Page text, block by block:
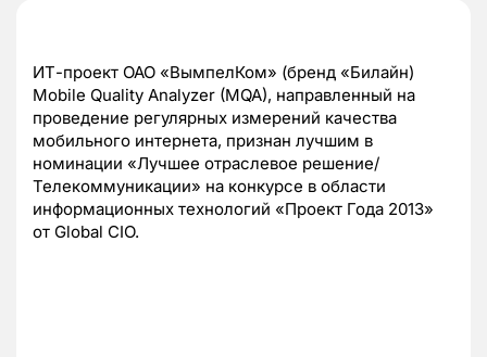
ИТ-проект ОАО «ВымпелКом» (бренд «Билайн)
Mobile Quality Analyzer (MQA), направленный на
проведение регулярных измерений качества
мобильного интернета, признан лучшим в
номинации «Лучшее отраслевое решение/
Телекоммуникации» на конкурсе в области
информационных технологий «Проект Года 2013»
от Global CIO.